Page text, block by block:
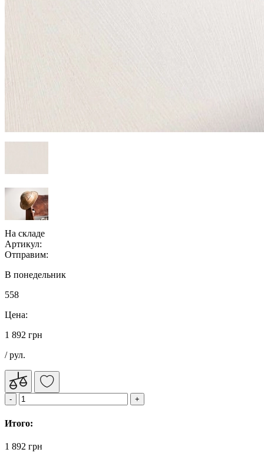
На складе
Артикул:
Отправим:
В понедельник
558
Цена:
1 892 грн
/ рул.
Итого:
1 892 грн